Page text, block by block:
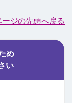
ジの先頭へ戻る
め
い